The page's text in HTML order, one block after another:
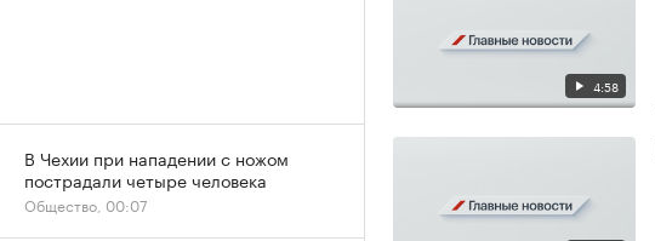
4:58
В Чехии при нападении с ножом
пострадали четыре человека
Общество, 00:07